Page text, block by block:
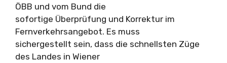
ÖBB und vom Bund die
sofortige Überprüfung und Korrektur im
Fernverkehrsangebot. Es muss
sichergestellt sein, dass die schnellsten Züge
des Landes in Wiener